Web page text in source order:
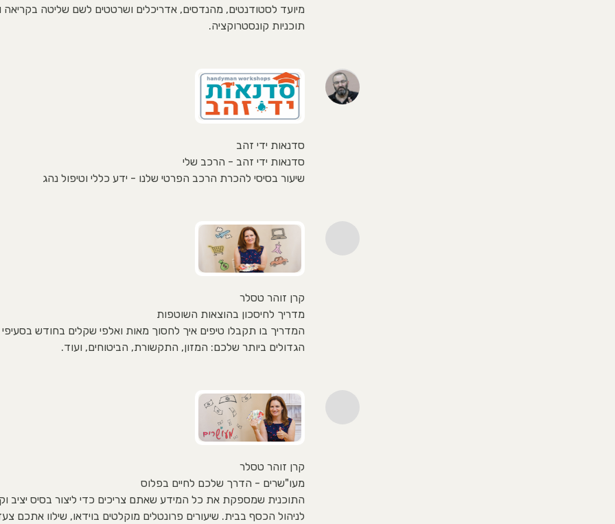
מיועד לסטודנטים, מהנדסים, אדריכלים ושרטטים לשם שליטה בקריאה
תוכניות קונסטרוקציה.
סדנאות ידי זהב
סדנאות ידי זהב - הרכב שלי
שיעור בסיסי להכרת הרכב הפרטי שלנו - ידע כללי וטיפול נהג
קרן זוהר טסלר
מדריך לחיסכון בהוצאות השוטפות
המדריך בו תקבלו טיפים איך לחסוך מאות ואלפי שקלים בחודש
הגדולים ביותר שלכם: המזון, התקשורת, הביטוחים, ועוד.
קרן זוהר טסלר
מעו"שרים - הדרך שלכם לחיים בפלוס
התוכנית שמספקת את כל המידע שאתם צריכים כדי ליצור בסיס יציב
לניהול הכסף בבית. שיעורים פרונטלים מוקלטים בוידאו, שילוו אתכם